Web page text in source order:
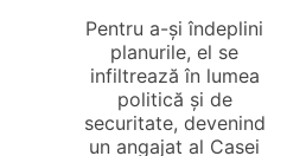
Pentru a-și îndeplini
planurile, el se
infiltrează în lumea
politică și de
securitate, devenind
un angajat al Casei